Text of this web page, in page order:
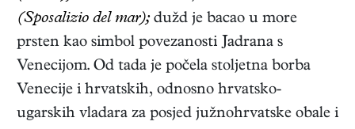
(Sposalizio del mar);dužd je bacao u more
prsten kao simbol povezanosti Jadrana s
Venecijom. Od tada je počela stoljetna borba
Venecije i hrvatskih, odnosno hrvatsko-
ugarskih vladara za posjed južnohrvatske obale i